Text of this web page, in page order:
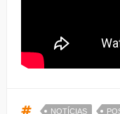
NOTÍCIAS